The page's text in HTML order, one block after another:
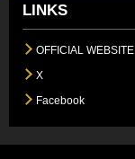
LINKS
OFFICIAL WEBSITE
X
Facebook